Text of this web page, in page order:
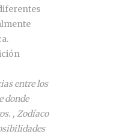
entre los
donde
, Zodíaco